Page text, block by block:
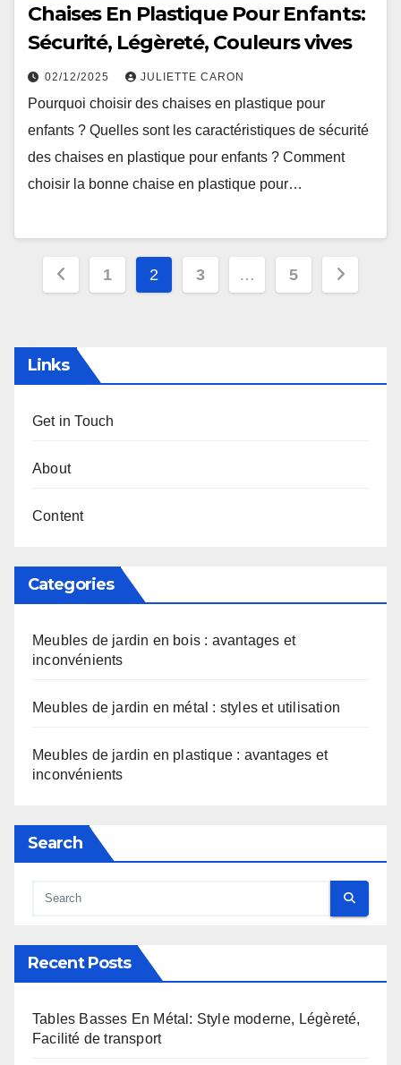
Chaises En Plastique Pour Enfants:
Sécurité, Légèreté, Couleurs vives
02/12/2025 JULIETTE CARON
Pourquoi choisir des chaises en plastique pour
enfants ? Quelles sont les caractéristiques de sécurité
des chaises en plastique pour enfants ? Comment
choisir la bonne chaise en plastique pour…
Posts
1 2 3 … 5
Links
Get in Touch
About
Content
Categories
Meubles de jardin en bois : avantages et
inconvénients
Meubles de jardin en métal : styles et utilisation
Meubles de jardin en plastique : avantages et
inconvénients
Search
Recent Posts
Tables Basses En Métal: Style moderne, Légèreté,
Facilité de transport